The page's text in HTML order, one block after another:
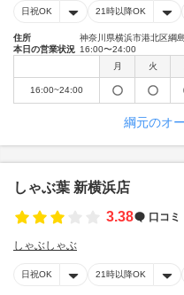
日祝OK 21時以降OK
住所
神奈川県横浜市港北区綱
本日の営業状況 16:00〜24:00
月
火
16:00~24:00
綱元のオ
しゃぶ葉 新横浜店
3.38
口コミ
しゃぶしゃぶ
日祝OK 21時以降OK